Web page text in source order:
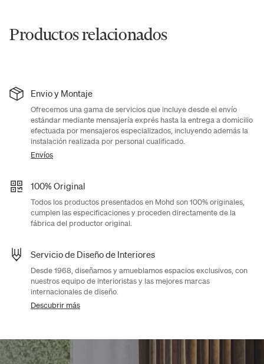
Productos relacionados
Envio y Montaje
Ofrecemos una gama de servicios que incluye desde el envío
estándar mediante mensajería exprés hasta la entrega a domicilio
efectuada por mensajeros especializados, incluyendo además la
instalación realizada por personal cualificado.
Envíos
100% Original
Todos los productos presentados en Mohd son 100% originales,
cumplen las especificaciones y proceden directamente de la
fábrica del productor original.
Servicio de Diseño de Interiores
Desde 1968, diseñamos y amueblamos espacios exclusivos, con
nuestros equipo de interioristas y las mejores marcas
internacionales de diseño.
Descubrir más